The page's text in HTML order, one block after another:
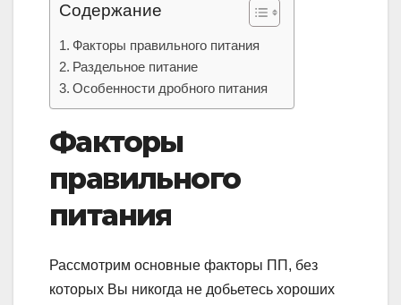
Содержание
Факторы правильного питания
Раздельное питание
Особенности дробного питания
Факторы
правильного
питания
Рассмотрим основные факторы ПП, без
которых Вы никогда не добьетесь хороших